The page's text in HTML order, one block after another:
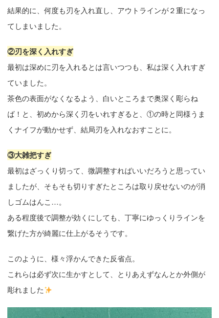
結果的に、何度も刃を入れ直し、アウトラインが２重になっ
てしまいました。
②刃を深く入れすぎ
最初は深めに刃を入れるとは言いつつも、私は深く入れすぎ
ていました。
茶色の表面がなくなるよう、白いところまで奥深く彫らね
ば！と、初めから深く刃をいれすぎると、①の時と同様うま
くナイフが動かせず、結局刃を入れなおすことに。
③大雑把すぎ
最初はざっくり切って、微調整すればいいだろうと思ってい
ましたが、そもそも切りすぎたところは取り戻せないのが消
しゴムはんこ…。
ある程度後で調整が効くにしても、丁寧にゆっくりラインを
繋げた方が綺麗に仕上がるそうです。
このように、様々浮かんできた反省点。
これらは必ず次に生かすとして、とりあえずなんとか外側が
彫れました